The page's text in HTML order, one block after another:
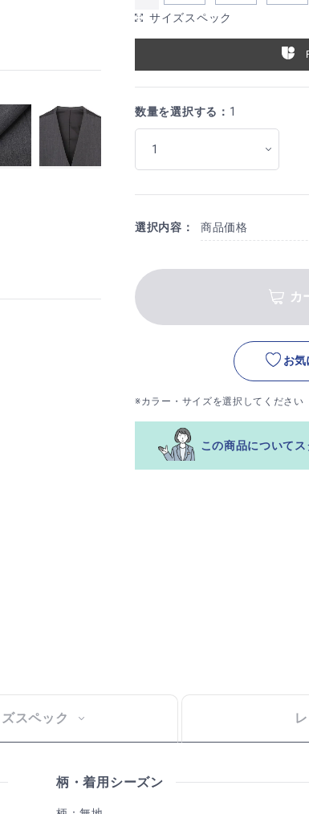
サイズスペック
数量を選択する： 1
選択内容： 商品価格
カ
お気
※カラー・サイズを選択してください
この商品について
スペック
柄・着用シーズン